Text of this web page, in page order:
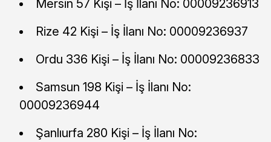
Mersin 57 Kişi – İş İlanı No: 00009236913
Rize 42 Kişi – İş İlanı No: 00009236937
Ordu 336 Kişi – İş İlanı No: 00009236833
Samsun 198 Kişi – İş İlanı No:
00009236944
Şanlıurfa 280 Kişi – İş İlanı No: